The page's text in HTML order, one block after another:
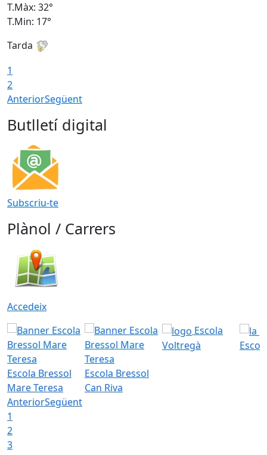
T.Màx: 32°
T.Min: 17°
Tarda
1
2
AnteriorSegüent
Butlletí digital
Subscriu-te
Plànol / Carrers
Accedeix
Escola Bressol
Mare Teresa
Escola Bressol
Can Riva
Escola
Voltregà
AnteriorSegüent
1
2
3